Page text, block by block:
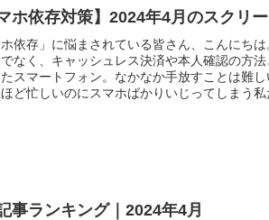
マホ依存対策】2024年4月のスクリ
ホ依存」に悩まされている皆さん、こんにち
なく、キャッシュレス決済や本人確認の方
スマートフォン。なかなか手放すことは難
ど忙しいのにスマホばかりいじってしまう私
事ランキング｜2024年4月